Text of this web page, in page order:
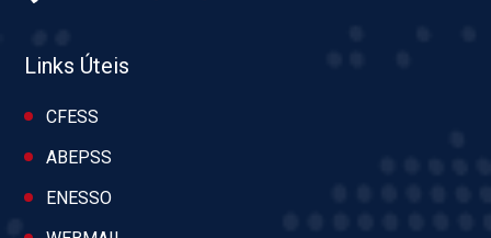
Links Úteis
CFESS
ABEPSS
ENESSO